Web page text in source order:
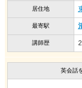
居住地
最寄駅
講師歴
英会話